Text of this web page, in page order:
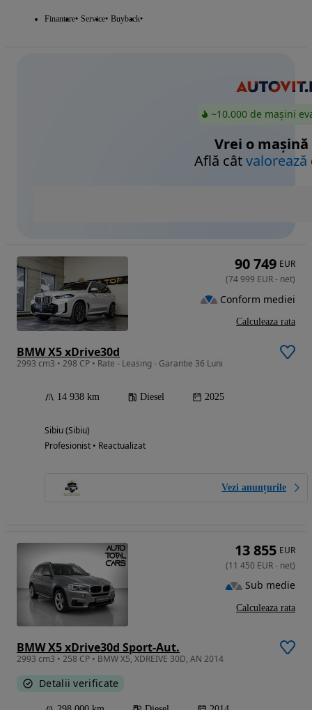
Finantare Service Buyback
~10.000 de mașini
Vrei o mașină
Află câtvalorează
BMW X5 xDrive30d
2993 cm3 • 298 CP • Rate - Leasing - Garantie 36 Luni
14 938 km Diesel 2025
Sibiu (Sibiu)
Profesionist • Reactualizat
Vezi anunțurile
90 749 EUR
(74 999 EUR- net)
Conform mediei
Calculeaza rata
BMW X5 xDrive30d Sport-Aut.
2993 cm3 • 258 CP • BMW X5, XDREIVE 30D, AN 2014
Detalii verificate
13 855 EUR
(11 450 EUR- net)
Sub medie
Calculeaza rata